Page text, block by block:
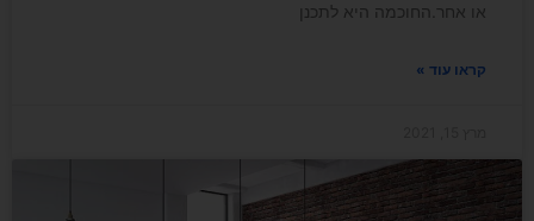
או אחר.החוכמה היא לתכנן
קראו עוד »